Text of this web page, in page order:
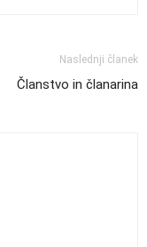
Naslednji članek
Članstvo in članarina